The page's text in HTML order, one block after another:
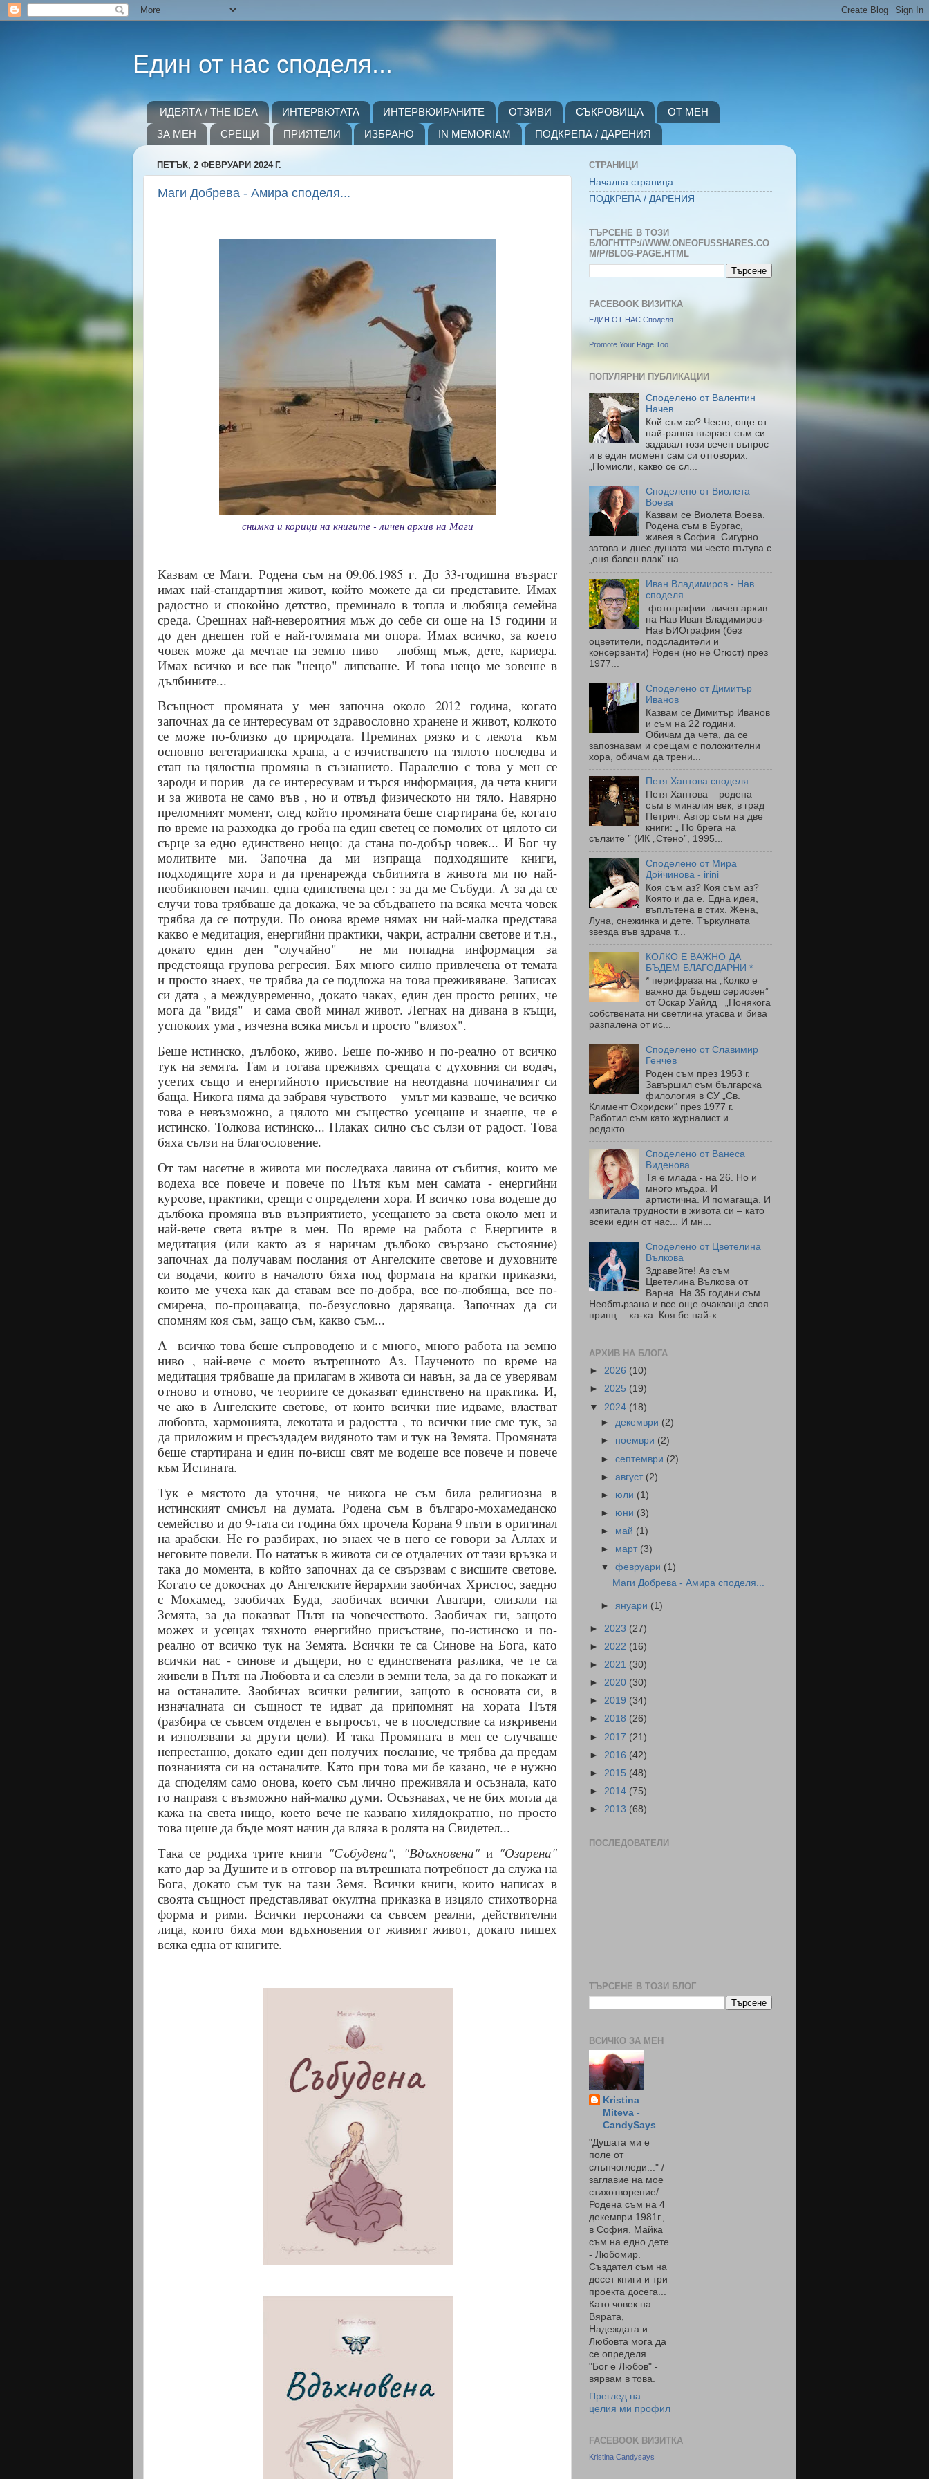
Един от нас споделя...
ИДЕЯТА / THE IDEA ИНТЕРВЮТАТА ИНТЕРВЮИРАНИТЕ ОТЗИВИ СЪКРОВИЩА
ОТ МЕН
ЗА МЕН
СРЕЩИ ПРИЯТЕЛИ ИЗБРАНО IN MEMORIAM ПОДКРЕПА / ДАРЕНИЯ
ПЕТЪК, 2 ФЕВРУАРИ 2024 Г.
Маги Добрева - Амира споделя...
снимка и корици на книгите - личен архив на Маги
Казвам се Маги. Родена съм на 09.06.1985 г. До 33-годишна възраст
имах най-стандартния живот, който можете да си представите. Имах
радостно и спокойно детство, преминало в топла и любяща семейна
среда. Срещнах най-невероятния мъж до себе си още на 15 години и
до ден днешен той е най-голямата ми опора. Имах всичко, за което
човек може да мечтае на земно ниво – любящ мъж, дете, кариера.
Имах всичко и все пак "нещо" липсваше. И това нещо ме зовеше в
дълбините...
Всъщност промяната у мен започна около 2012 година, когато
започнах да се интересувам от здравословно хранене и живот, колкото
се може по-близко до природата. Преминах рязко и с лекота
към
основно вегетарианска храна, а с изчистването на тялото последва и
етап на цялостна промяна в съзнанието. Паралелно с това у мен се
зароди и порив да се интересувам и търся информация, да чета книги
и за живота не само във , но и отвъд физическото ни тяло. Навярно
преломният момент, след който промяната беше стартирана бе, когато
по време на разходка до гроба на един светец се помолих от цялото си
сърце за едно единствено нещо: да стана по-добър човек... И Бог чу
молитвите ми. Започна да ми изпраща подходящите книги,
подходящите хора и да пренарежда събитията в живота ми по най-
необикновен начин. една единствена цел : за да ме Събуди. А за да се
случи това трябваше да докажа, че за сбъдването на всяка мечта човек
трябва да се потруди. По онова време нямах ни най-малка представа
какво е медитация, енергийни практики, чакри, астрални светове и т.н.,
докато един ден "случайно"
не ми попадна информация за
предстояща групова регресия. Бях много силно привлечена от темата
и просто знаех, че трябва да се подложа на това преживяване. Записах
си дата , а междувременно, докато чаках, един ден просто реших, че
мога да "видя"
и сама свой минал живот. Легнах на дивана в къщи,
успокоих ума , изчезна всяка мисъл и просто "влязох".
Беше истинско, дълбоко, живо. Беше по-живо и по-реално от всичко
тук на земята. Там и тогава преживях срещата с духовния си водач,
усетих също и енергийното присъствие на неотдавна починалият си
баща. Никога няма да забравя чувството – умът ми казваше, че всичко
това е невъзможно, а цялото ми същество усещаше и знаеше, че е
истинско. Толкова истинско... Плаках силно със сълзи от радост. Това
бяха сълзи на благословение.
От там насетне в живота ми последваха лавина от събития, които ме
водеха все повече и повече по Пътя към мен самата - енергийни
курсове, практики, срещи с определени хора. И всичко това водеше до
дълбока промяна във възприятието, усещането за света около мен и
най-вече света вътре в мен. По време на работа с Енергиите в
медитация (или както аз я наричам дълбоко свързано състояние)
започнах да получавам послания от Ангелските светове и духовните
си водачи, които в началото бяха под формата на кратки приказки,
които ме учеха как да ставам все по-добра, все по-любяща, все по-
смирена, по-прощаваща, по-безусловно даряваща. Започнах да си
спомням коя съм, защо съм, какво съм...
А
всичко това беше съпроводено и с много, много работа на земно
ниво , най-вече с моето вътрешното Аз. Наученото по време на
медитация трябваше да прилагам в живота си навън, за да се уверявам
отново и отново, че теориите се доказват единствено на практика. И,
че ако в Ангелските светове, от които всички ние идваме, властват
любовта, хармонията, лекотата и радостта , то всички ние сме тук, за
да приложим и пресъздадем видяното там и тук на Земята. Промяната
беше стартирана и един по-висш свят ме водеше все повече и повече
към Истината.
Тук е мястото да уточня, че никога не съм била религиозна в
истинският смисъл на думата. Родена съм в българо-мохамеданско
семейство и до 9-тата си година бях прочела Корана 9 пъти в оригинал
на арабски. Не го разбирах, но знаех че в него се говори за Аллах и
неговите повели. По нататък в живота си се отдалечих от тази връзка и
така до момента, в който започнах да се свързвам с висшите светове.
Когато се докоснах до Ангелските йерархии заобичах Христос, заедно
с Мохамед, заобичах Буда, заобичах всички Аватари, слизали на
Земята, за да показват Пътя на човечеството. Заобичах ги, защото
можех и усещах тяхното енергийно присъствие, по-истинско и по-
реално от всичко тук на Земята. Всички те са Синове на Бога, като
всички нас - синове и дъщери, но с единствената разлика, че те са
живели в Пътя на Любовта и са слезли в земни тела, за да го покажат и
на останалите. Заобичах всички религии, защото в основата си, в
изначалната си същност те идват да припомнят на хората Пътя
(разбира се съвсем отделен е въпросът, че в последствие са изкривени
и използвани за други цели). И така Промяната в мен се случваше
непрестанно, докато един ден получих послание, че трябва да предам
познанията си на останалите. Като при това ми бе казано, че е нужно
да споделям само онова, което съм лично преживяла и осъзнала, като
го направя с възможно най-малко думи. Осъзнавах, че не бих могла да
кажа на света нищо, което вече не казвано хилядократно, но просто
това щеше да бъде моят начин да вляза в ролята на Свидетел...
Така се родиха трите книги "Събудена", "Вдъхновена" и"Озарена"
като дар за Душите и в отговор на вътрешната потребност да служа на
Бога, докато съм тук на тази Земя. Всички книги, които написах в
своята същност представляват окултна приказка в изцяло стихотворна
форма и рими. Всички персонажи са съвсем реални, действителни
лица, които бяха мои вдъхновения от живият живот, докато пишех
всяка една от книгите.
СТРАНИЦИ
Начална страница
ПОДКРЕПА / ДАРЕНИЯ
ТЪРСЕНЕ В ТОЗИ
БЛОГHTTP://WWW.ONEOFUSSHARES.CO
M/P/BLOG-PAGE.HTML
FACEBOOK ВИЗИТКА
ЕДИН ОТ НАС Споделя
Promote Your Page Too
ПОПУЛЯРНИ ПУБЛИКАЦИИ
Споделено от Валентин
Начев
Кой съм аз? Често, още от
най-ранна възраст съм си
задавал този вечен въпрос
и в един момент сам си отговорих:
„Помисли, какво се сл...
Споделено от Виолета
Воева
Казвам се Виолета Воева.
Родена съм в Бургас,
живея в София. Сигурно
затова и днес душата ми често пътува с
„оня бавен влак” на ...
Иван Владимиров - Нав
споделя...
фотографии: личен архив
на Нав Иван Владимиров-
Нав БИОграфия (без
оцветители, подсладители и
консерванти) Роден (но не Огюст) през
1977...
Споделено от Димитър
Иванов
Казвам се Димитър Иванов
и съм на 22 години.
Обичам да чета, да се
запознавам и срещам с положителни
хора, обичам да трени...
Петя Хантова споделя...
Петя Хантова – родена
съм в миналия век, в град
Петрич. Автор съм на две
книги: „ По брега на
сълзите ” (ИК „Стено”, 1995...
Споделено от Мира
Дойчинова - irini
Коя съм аз? Коя съм аз?
Която и да е. Една идея,
въплътена в стих. Жена,
Луна, снежинка и дете. Търкулната
звезда във здрача т...
КОЛКО Е ВАЖНО ДА
БЪДЕМ БЛАГОДАРНИ *
* перифраза на „Колко е
важно да бъдеш сериозен”
от Оскар Уайлд „Понякога
собствената ни светлина угасва и бива
разпалена от ис...
Споделено от Славимир
Генчев
Роден съм през 1953 г.
Завършил съм българска
филология в СУ „Св.
Климент Охридски“ през 1977 г.
Работил съм като журналист и
редакто...
Споделено от Ванеса
Виденова
Тя е млада - на 26. Но и
много мъдра. И
артистична. И помагаща. И
изпитала трудности в живота си – като
всеки един от нас... И мн...
Споделено от Цветелина
Вълкова
Здравейте! Аз съм
Цветелина Вълкова от
Варна. На 35 години съм.
Необвързана и все още очакваща своя
принц… ха-ха. Коя бе най-х...
АРХИВ НА БЛОГА
► 2026 (10)
► 2025 (19)
▼ 2024 (18)
►декември (2)
► ноември (2)
►септември (2)
►август (2)
► юли (1)
► юни (3)
► май (1)
► март (3)
▼февруари (1)
Маги Добрева - Амира споделя...
► януари (1)
► 2023 (27)
► 2022 (16)
► 2021 (30)
► 2020 (30)
► 2019 (34)
► 2018 (26)
► 2017 (21)
► 2016 (42)
► 2015 (48)
► 2014 (75)
► 2013 (68)
ПОСЛЕДОВАТЕЛИ
ТЪРСЕНЕ В ТОЗИ БЛОГ
ВСИЧКО ЗА МЕН
Kristina
Miteva -
CandySays
"Душата ми е
поле от
слънчогледи..." /
заглавие на мое
стихотворение/
Родена съм на 4
декември 1981г.,
в София. Майка
съм на едно дете
- Любомир.
Създател съм на
десет книги и три
проекта досега...
Като човек на
Вярата,
Надеждата и
Любовта мога да
се определя...
"Бог е Любов" -
вярвам в това.
Преглед на
целия ми профил
FACEBOOK ВИЗИТКА
Kristina Candysays